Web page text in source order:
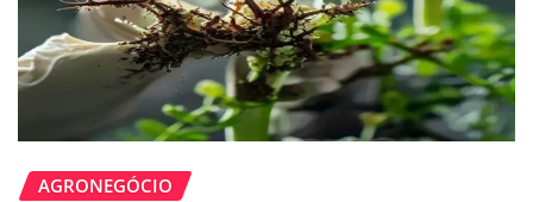
AGRONEGÓCIO